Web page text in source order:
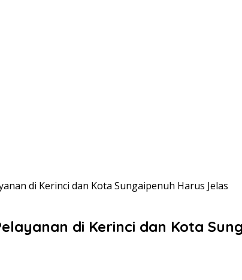
di Kerinci dan Kota Sungaipenuh Harus Jelas
di Kerinci dan Kota